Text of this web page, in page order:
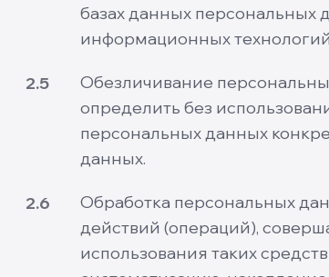
базах данных персональных
информационных
2.5
Обезличивание
определить без
персональных данных
данных.
2.6
Обработка персональных
действий (операций),
использования таких